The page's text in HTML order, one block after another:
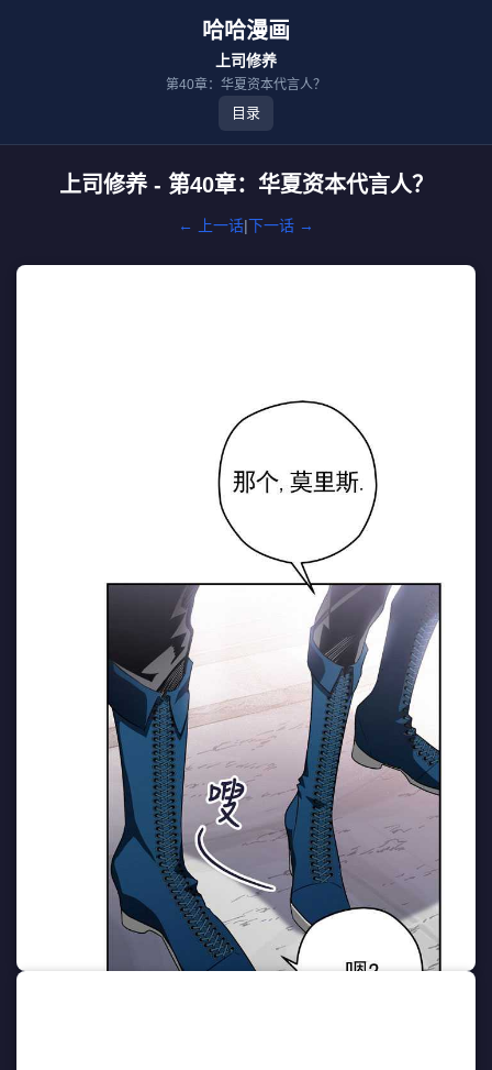
哈哈漫画
上司修养
第40章：华夏资本代言人？
目录
上司修养 - 第40章：华夏资本代言人？
← 上一话|下一话 →